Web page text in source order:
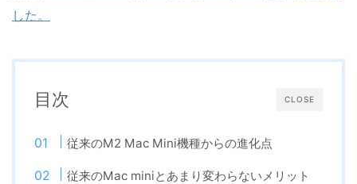
した。
CLOSE
目次
従来のM2 Mac Mini機種からの進化点
従来のMac miniとあまり変わらないメリット